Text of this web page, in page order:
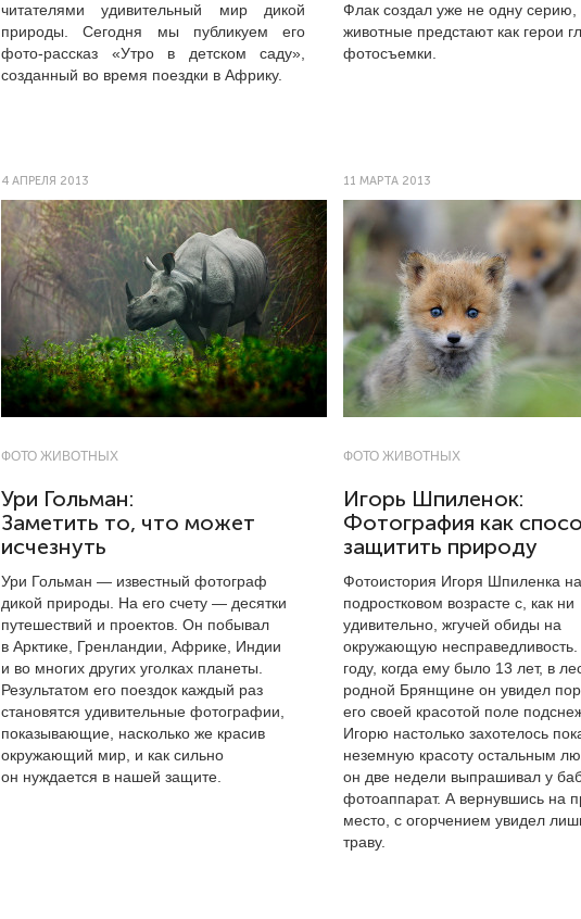
читателями удивительный мир дикой
природы. Сегодня мы публикуем его
фото-рассказ «Утро в детском саду»,
созданный во время поездки в Африку.
Флак создал уже не одну серию,
животные предстают как герои
фотосъемки.
4 АПРЕЛЯ 2013
ФОТО ЖИВОТНЫХ
Ури Гольман:
Заметить то, что может
исчезнуть
Ури Гольман — известный фотограф
дикой природы. На его счету — десятки
путешествий и проектов. Он побывал
в Арктике, Гренландии, Африке, Индии
и во многих других уголках планеты.
Результатом его поездок каждый раз
становятся удивительные фотографии,
показывающие, насколько же красив
окружающий мир, и как сильно
он нуждается в нашей защите.
11 МАРТА 2013
ФОТО ЖИВОТНЫХ
Игорь Шпиленок:
Фотография как
защитить природу
Фотоистория Игоря Шпиленка
подростковом возрасте с, как ни
удивительно, жгучей обиды на
окружающую
году, когда ему было 13 лет, в
родной Брянщине он увидел
его своей красотой поле
Игорю настолько захотелось
неземную красоту остальным
он две недели выпрашивал у
фотоаппарат. А вернувшись на
место, с огорчением увидел
траву.